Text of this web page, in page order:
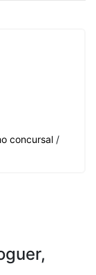
concursal /